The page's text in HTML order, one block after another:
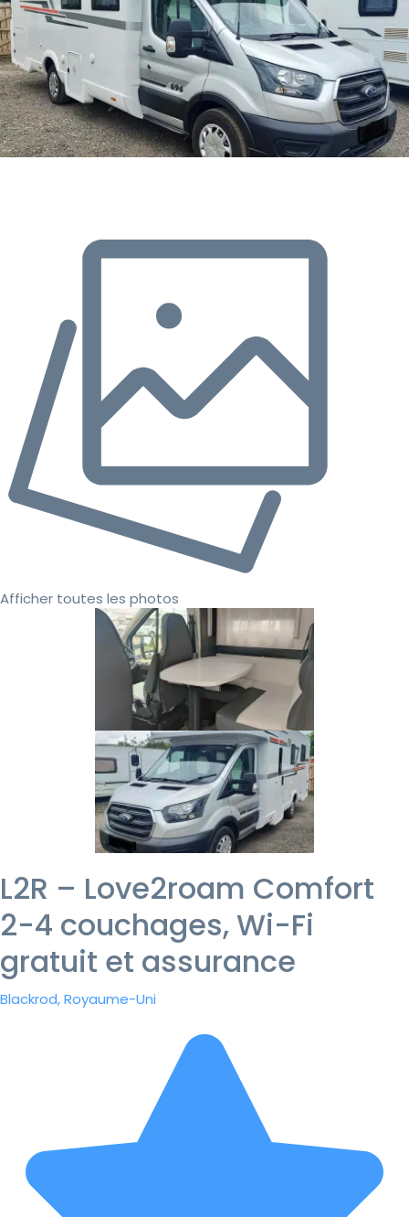
Afficher toutes les photos
L2R – Love2roam Comfort
2-4 couchages, Wi-Fi
gratuit et assurance
Blackrod, Royaume-Uni